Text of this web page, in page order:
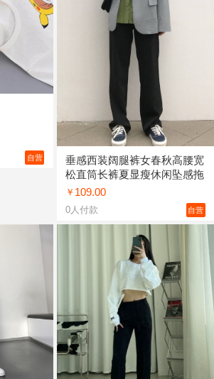
自营
垂感西装阔腿裤女春秋高腰宽
松直筒长裤夏显瘦休闲坠感拖
地裤子女 黑色，酒红色
XS,S,M,L,XL
￥ 109.00
0人付款 自营